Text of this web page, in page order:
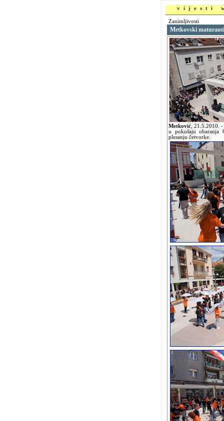
vijesti
Zanimljivosti
Metkovski
Metković ,21.5.2010.-
u pokušaju obaranja
plesanju četvorke.